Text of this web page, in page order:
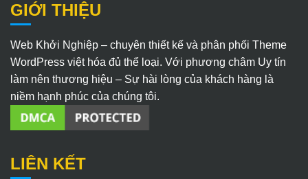
GIỚI THIỆU
Web Khởi Nghiệp – chuyên thiết kế và phân phối Theme
WordPress việt hóa đủ thể loại. Với phương châm Uy tín
làm nên thương hiệu – Sự hài lòng của khách hàng là
niềm hạnh phúc của chúng tôi.
LIÊN KẾT